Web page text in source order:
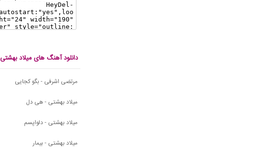
دانلود آهنگ های میلاد بهشتی
مرتضی اشرفی - بگو کجایی
میلاد بهشتی - هی دل
میلاد بهشتی - دلواپسم
میلاد بهشتی - بیمار